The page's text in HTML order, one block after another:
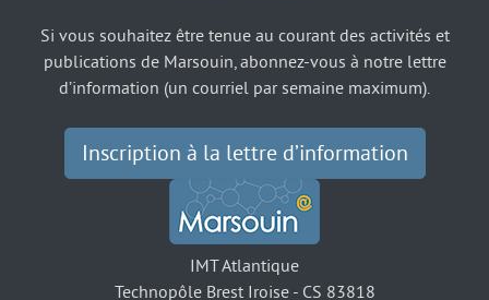
Si vous souhaitez être tenue au courant des activités et
publications de Marsouin, abonnez-vous à notre lettre
d’information (un courriel par semaine maximum).
Inscription à la lettre d’information
IMT Atlantique
Technopôle Brest Iroise - CS 83818